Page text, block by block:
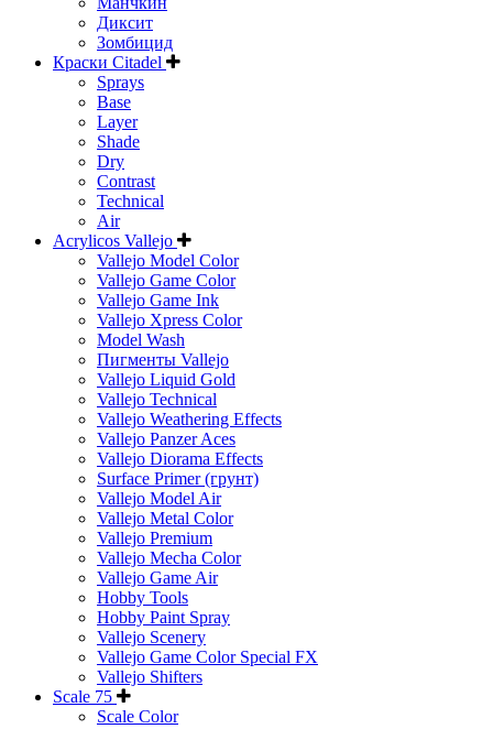
Диксит
Зомбицид
Краски Citadel
Sprays
Base
Layer
Shade
Dry
Contrast
Technical
Air
Acrylicos Vallejo
Vallejo Model Color
Vallejo Game Color
Vallejo Game Ink
Vallejo Xpress Color
Model Wash
Пигменты Vallejo
Vallejo Liquid Gold
Vallejo Technical
Vallejo Weathering Effects
Vallejo Panzer Aces
Vallejo Diorama Effects
Surface Primer (грунт)
Vallejo Model Air
Vallejo Metal Color
Vallejo Premium
Vallejo Mecha Color
Vallejo Game Air
Hobby Tools
Hobby Paint Spray
Vallejo Scenery
Vallejo Game Color Special FX
Vallejo Shifters
Scale 75
Scale Color